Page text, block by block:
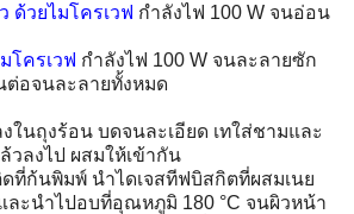
ด้วยไมโครเวฟ กำลังไฟ 100 W จนอ่อน
โครเวฟ กำลังไฟ 100 W จนละลายซัก
อจนละลายทั้งหมด
ในถุงร้อน บดจนละเอียด เทใส่ชามและ
วลงไป ผสมให้เข้ากัน
ที่ก้นพิมพ์ นำไดเจสทีฟบิสกิตที่ผสมเนย
ละนำไปอบที่อุณหภูมิ 180 °C จนผิวหน้า